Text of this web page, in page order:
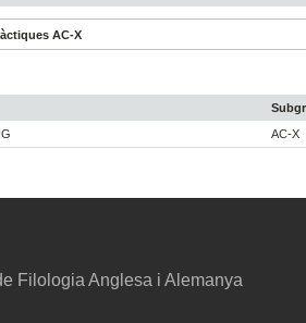
AC-X
AC-X
Filologia Anglesa i Alemanya